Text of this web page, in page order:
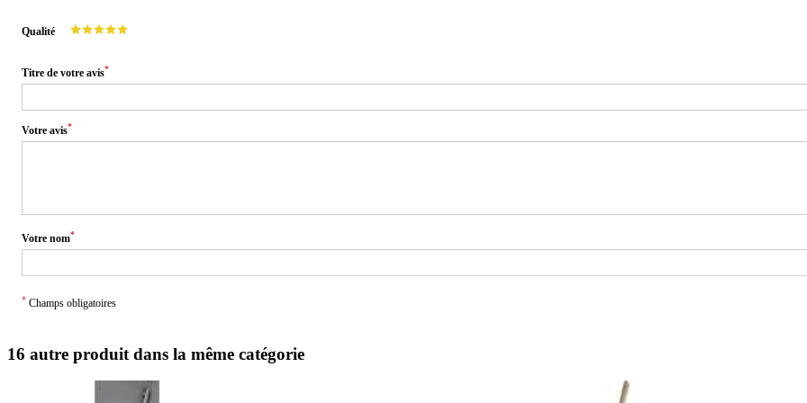
Qualité
Titre de votre avis*
Votre avis*
Votre nom*
* Champs obligatoires
16 autre produit dans la même catégorie